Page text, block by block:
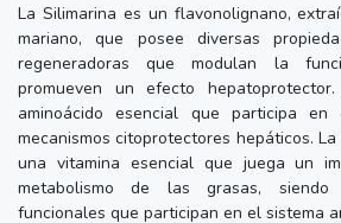
La Silimarina es un flavonolignano,
mariano, que posee diversas
regeneradoras que modulan la
promueven un efecto
aminoácido esencial que participa
mecanismos citoprotectores hepáticos.
una vitamina esencial que juega un
metabolismo de las grasas,
funcionales que participan en el sistema